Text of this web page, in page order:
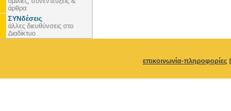
άρθρα
ΣΥΝδέσεις
άλλες διευθύνσεις στο
Διαδίκτυο
επικοινωνία-πληροφορίες |